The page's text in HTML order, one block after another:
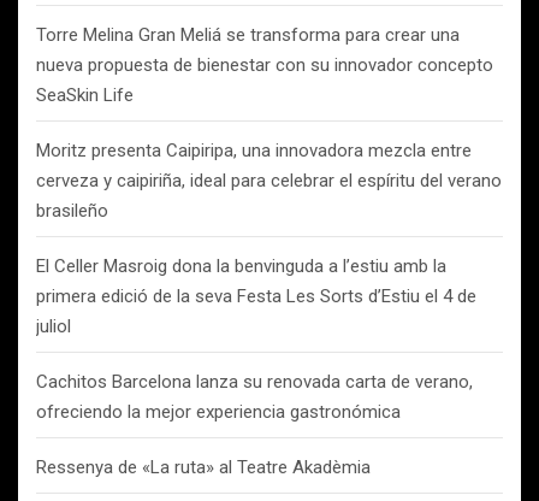
Torre Melina Gran Meliá se transforma para crear una
nueva propuesta de bienestar con su innovador concepto
SeaSkin Life
Moritz presenta Caipiripa, una innovadora mezcla entre
cerveza y caipiriña, ideal para celebrar el espíritu del verano
brasileño
El Celler Masroig dona la benvinguda a l’estiu amb la
primera edició de la seva Festa Les Sorts d’Estiu el 4 de
juliol
Cachitos Barcelona lanza su renovada carta de verano,
ofreciendo la mejor experiencia gastronómica
Ressenya de «La ruta» al Teatre Akadèmia